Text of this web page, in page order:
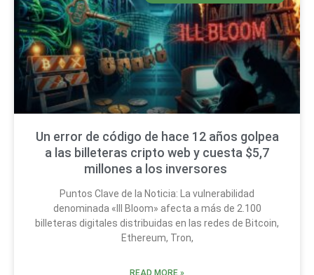
Un error de código de hace 12 años golpea
a las billeteras cripto web y cuesta $5,7
millones a los inversores
Puntos Clave de la Noticia: La vulnerabilidad
denominada «Ill Bloom» afecta a más de 2.100
billeteras digitales distribuidas en las redes de Bitcoin,
Ethereum, Tron,